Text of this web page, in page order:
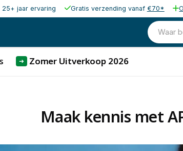
jaar ervaring Gratis verzending vanaf €70*
Waar
➜ Zomer Uitverkoop 2026
Maak kennis met